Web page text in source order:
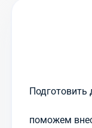
Подготовить
поможем